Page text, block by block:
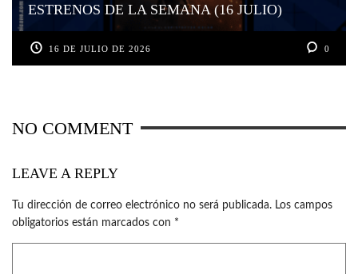
ESTRENOS DE LA SEMANA (16 JULIO)
16 DE JULIO DE 2026 0
NO COMMENT
LEAVE A REPLY
Tu dirección de correo electrónico no será publicada. Los campos
obligatorios están marcados con *